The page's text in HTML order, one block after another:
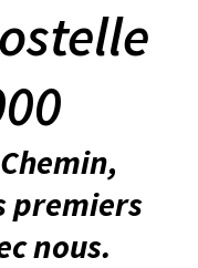
premiers
nous.